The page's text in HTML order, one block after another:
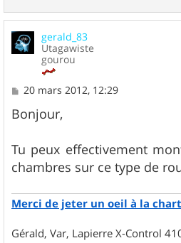
gerald_83
Utagawiste
gourou
M
s
s
g
e
20 mars 2012, 12:29
Bonjour,
Tu peux effectivement
chambres sur ce type de
Merci de jeter un oeil à la
Gérald, Var, Lapierre X-Control